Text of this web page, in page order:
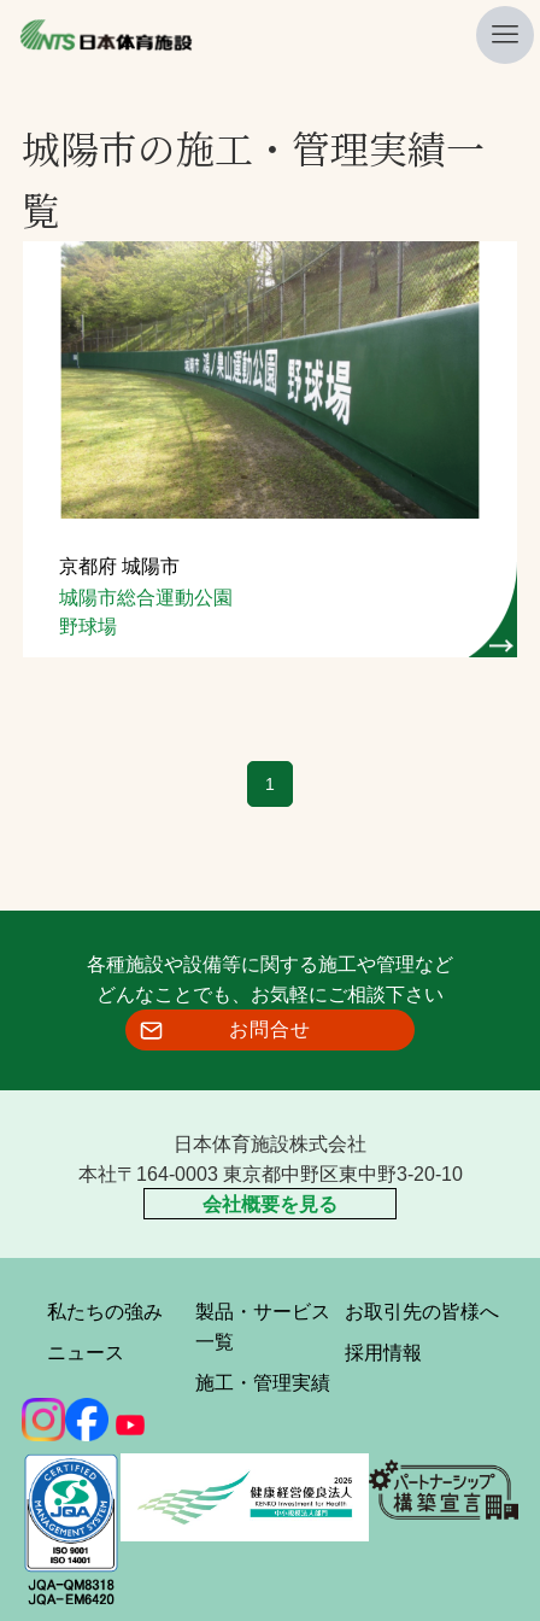
ニュース
プレスリリース
レポート
製品・サービス一覧
施工・管理実績一覧
会社概要
採用情報
検索
お問合せ
文字の見えづらさや操作にお困りの方へ
城陽市の施工・管理実績一
覧
京都府 城陽市
城陽市総合運動公園
野球場
1
各種施設や設備等に関する施工や管理など
どんなことでも、お気軽にご相談下さい
お問合せ
日本体育施設株式会社
本社〒164-0003 東京都中野区東中野3-20-10
会社概要を見る
私たちの強み
ニュース
製品・サービス
一覧
施工・管理実績
お取引先の皆様へ
採用情報